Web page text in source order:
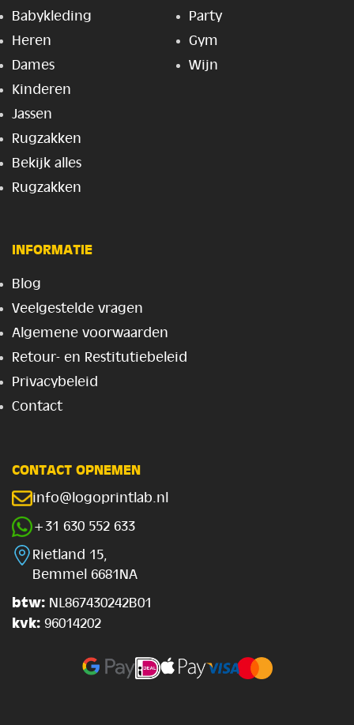
Babykleding
Heren
Dames
Kinderen
Jassen
Rugzakken
Bekijk alles
Rugzakken
Party
Gym
Wijn
INFORMATIE
Blog
Veelgestelde vragen
Algemene voorwaarden
Retour- en Restitutiebeleid
Privacybeleid
Contact
CONTACT OPNEMEN
info@logoprintlab.nl
+31 630 552 633
Rietland 15,
Bemmel 6681NA
btw: NL867430242B01
kvk: 96014202